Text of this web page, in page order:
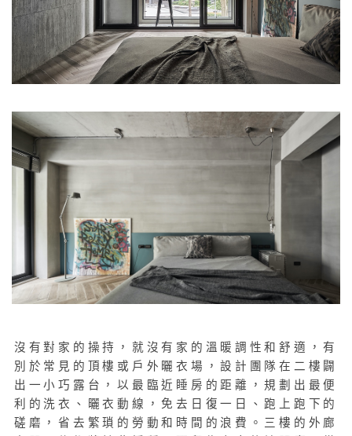
沒有對家的操持，就沒有家的溫暖調性和舒適，有
別於常見的頂樓或戶外曬衣場，設計團隊在二樓闢
出一小巧露台，以最臨近睡房的距離，規劃出最便
利的洗衣、曬衣動線，免去日復一日、跑上跑下的
磋磨，省去繁瑣的勞動和時間的浪費。三樓的外廊